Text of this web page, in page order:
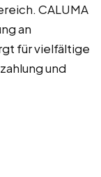
CALUMA
an
für vielfältige
und